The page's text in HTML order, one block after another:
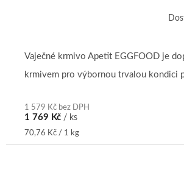
1 579 Kč bez DPH
1 769 Kč / ks
Měrná
cena:
70,76 Kč / 1 kg
Vaječné krmivo Apetit EGGFOOD je
krmivem pro výbornou trvalou kondici